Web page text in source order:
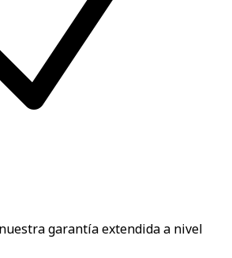
garantía extendida a nivel